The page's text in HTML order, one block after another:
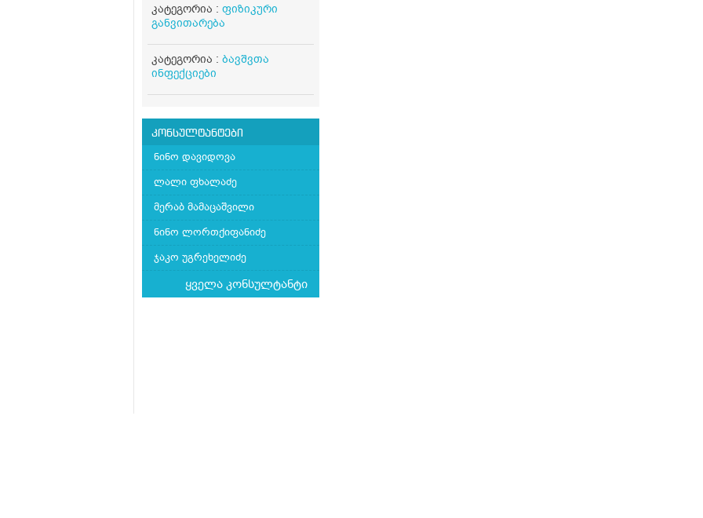
კატეგორია : ფიზიკური
განვითარება
კატეგორია : ბავშვთა
ინფექციები
კონსულტანტები
ნინო დავიდოვა
ლალი ფხალაძე
მერაბ მამაცაშვილი
ნინო ლორთქიფანიძე
ჯაკო უგრეხელიძე
ყველა კონსულტანტი